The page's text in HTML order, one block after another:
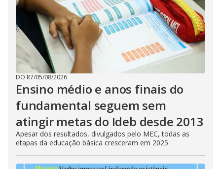
DO R7/05/08/2026
Ensino médio e anos finais do
fundamental seguem sem
atingir metas do Ideb desde 2013
Apesar dos resultados, divulgados pelo MEC, todas as
etapas da educação básica cresceram em 2025